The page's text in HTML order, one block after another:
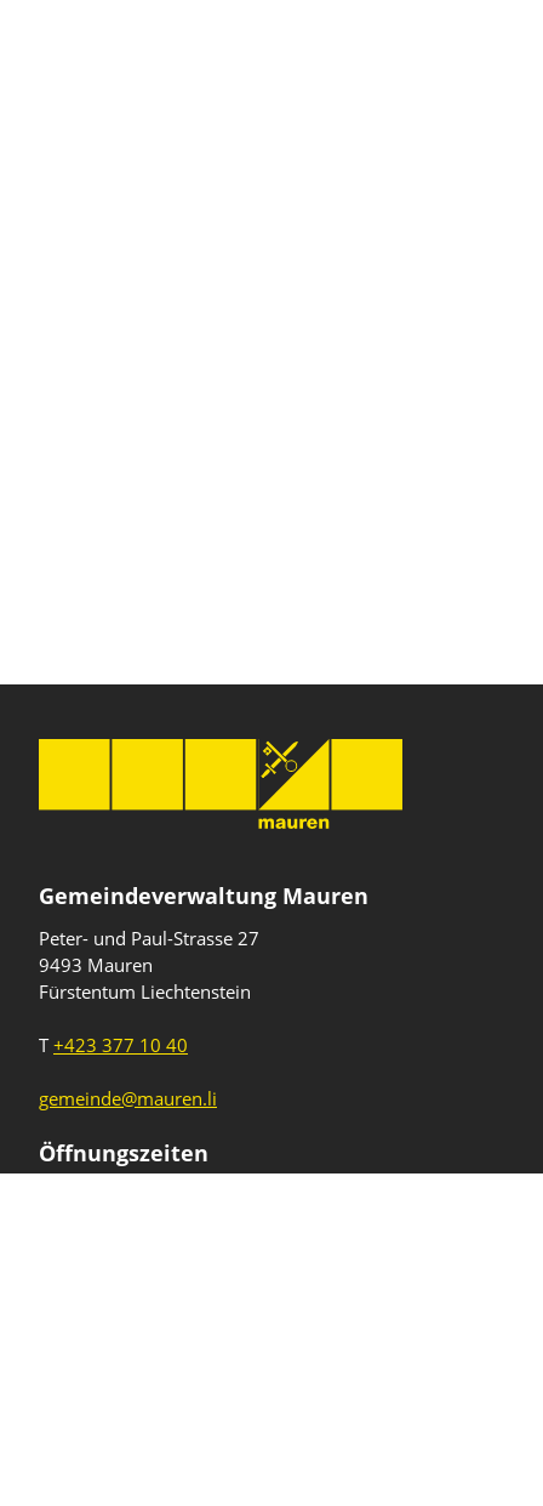
Gemeindeverwaltung Mauren
Peter- und Paul-Strasse 27
9493 Mauren
Fürstentum Liechtenstein
T+423 377 10 40
gemeinde@mauren.li
Öffnungszeiten